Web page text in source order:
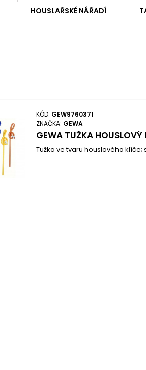
HOUSLAŘSKÉ NÁŘADÍ
KÓD: GEW9760371
ZNAČKA: GEWA
GEWA TUŽKA HOUSLOVÝ
Tužka ve tvaru houslového klíče;